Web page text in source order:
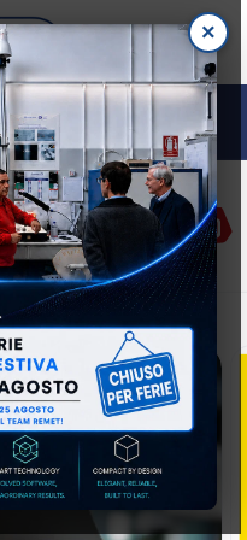
R A F I A
AccediCarrello
×